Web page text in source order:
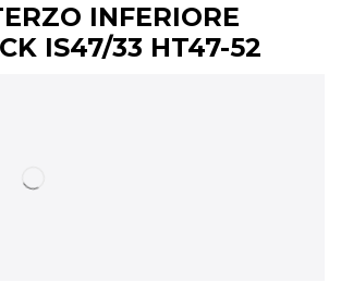
INFERIORE
IS47/33 HT47-52